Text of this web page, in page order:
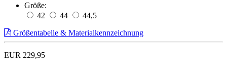
Größe:
42
44
44,5
Größentabelle & Materialkennzeichnung
EUR 229,95